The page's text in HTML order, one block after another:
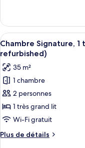
très
grand
lit
le
type
de
chambre
Signature,
très
grand
lit
Afficher
toutes
les
photos
pour
ce
type
de
chambre :
Chambre
6
Chambre Signature,
refurbished)
35 m²
1 chambre
2 personnes
1 très grand lit
Wi-Fi gratuit
Plus de détails
Plus